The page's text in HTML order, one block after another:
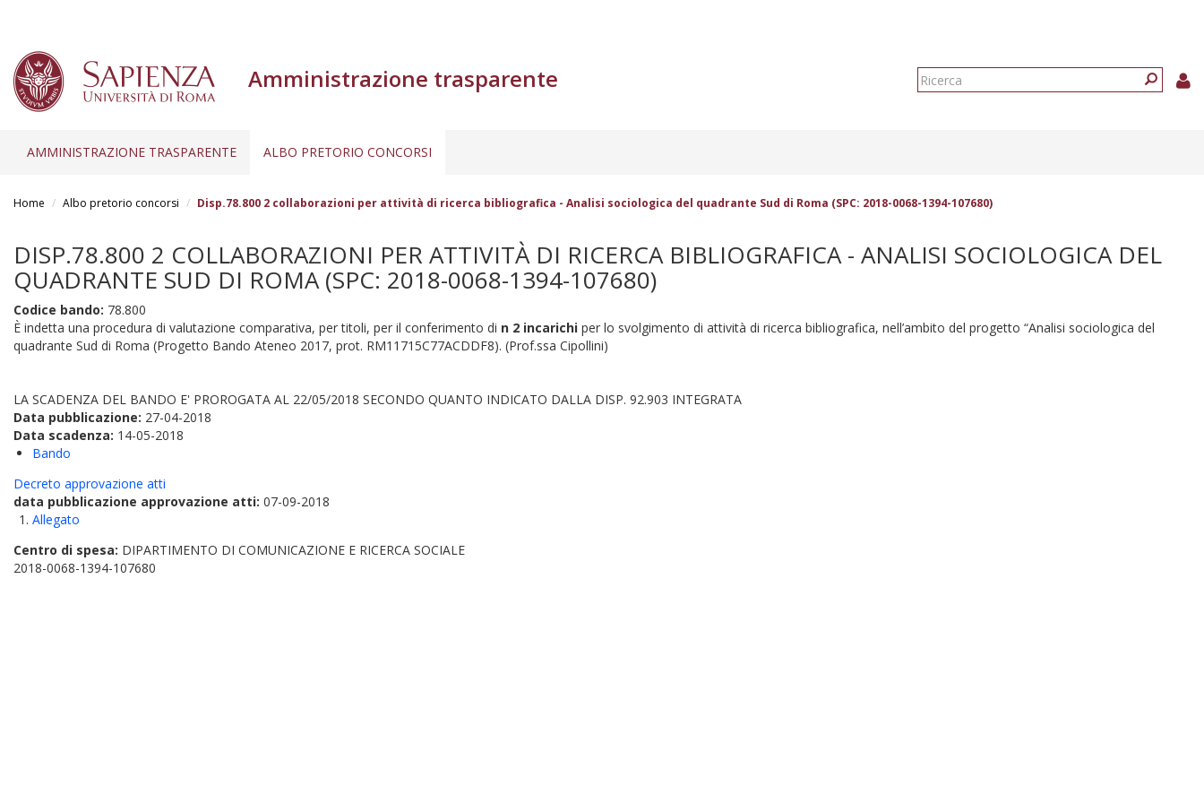
Amministrazione trasparente
Form
AMMINISTRAZIONE TRASPARENTE ALBO PRETORIO CONCORSI
Home Albo pretorio concorsi Disp.78.800 2 collaborazioni per attività di ricerca bibliografica - Analisi sociologica del quadrante Sud di Roma (SPC: 2018-0068-1394-107680)
DISP.78.800 2 COLLABORAZIONI PER ATTIVITÀ DI RICERCA BIBLIOGRAFICA - ANALISI SOCIOLOGICA DEL
QUADRANTE SUD DI ROMA (SPC: 2018-0068-1394-107680)
Codice bando: 78.800
È indetta una procedura di valutazione comparativa, per titoli, per il conferimento di n 2 incarichi per lo svolgimento di attività di ricerca bibliografica, nell’ambito del progetto “Analisi sociologica del
quadrante Sud di Roma (Progetto Bando Ateneo 2017, prot. RM11715C77ACDDF8). (Prof.ssa Cipollini)
LA SCADENZA DEL BANDO E' PROROGATA AL 22/05/2018 SECONDO QUANTO INDICATO DALLA DISP. 92.903 INTEGRATA
Data pubblicazione: 27-04-2018
Data scadenza: 14-05-2018
Bando
Decreto approvazione atti
data pubblicazione approvazione atti: 07-09-2018
Allegato
Centro di spesa: DIPARTIMENTO DI COMUNICAZIONE E RICERCA SOCIALE
2018-0068-1394-107680